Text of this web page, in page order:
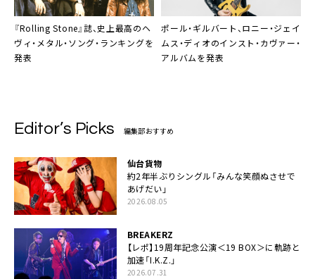
『Rolling Stone』誌、史上最高のヘ
ヴィ・メタル・ソング・ランキングを
発表
ポール・ギルバート 、ロニー・ジェイ
ムス・ディオのインスト・カヴァー・
アルバムを発表
Editor’s Picks 編集部おすすめ
仙台貨物
約2年半ぶりシングル「みんな笑顔ぬさせで
あげだい」
2026.08.05
BREAKERZ
【レポ】19周年記念公演＜19 BOX＞に軌跡と
加速「I.K.Z.」
2026.07.31